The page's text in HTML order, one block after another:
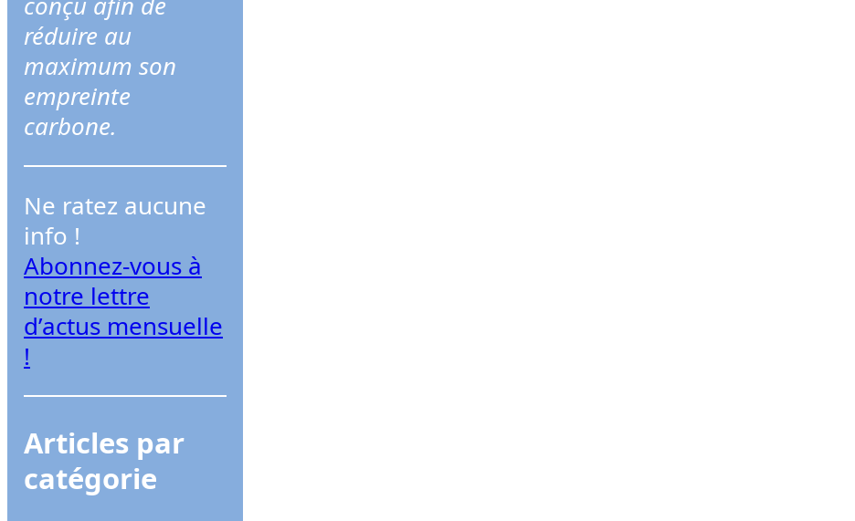
r
c
h
e
r
réduire au
maximum son
empreinte
carbone.
Ne ratez aucune
info !
Abonnez-vous à
notre lettre
d’actus mensuelle
!
Articles par
catégorie